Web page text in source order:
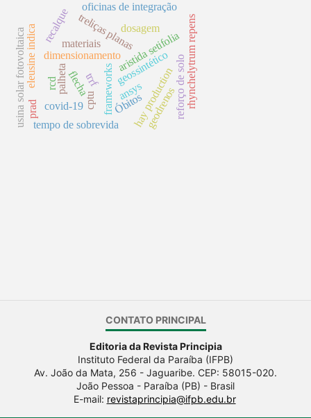
frameworks
aristida setifolia
dimensionamento
treliças planas
cptu
palheta trrf
tempo de sobrevida
Óbitos
covid-19
dosagem
eleusine indica
hay production rhynchelytrum repens
usina solar fotovoltaica ansys
flecha
rcd geossintéticoreforço de solo
prad geodrenos
recalquemateriais
oficinas de integração
CONTATO PRINCIPAL
Editoria da Revista Principia
Instituto Federal da Paraíba (IFPB)
Av. João da Mata, 256 - Jaguaribe. CEP: 58015-020.
João Pessoa - Paraíba (PB) - Brasil
E-mail: revistaprincipia@ifpb.edu.br